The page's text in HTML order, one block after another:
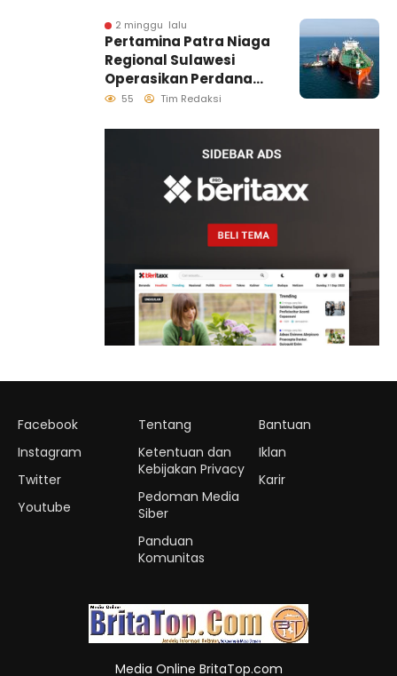
2 minggu lalu
Pertamina Patra Niaga
Regional Sulawesi
Operasikan Perdana
Ship to Ship
Distribusi B50 di
Kawasan Timur
Sulawesi
55 Tim Redaksi
Facebook
Instagram
Twitter
Youtube
Tentang
Ketentuan dan
Kebijakan Privacy
Pedoman Media
Siber
Panduan
Komunitas
Bantuan
Iklan
Karir
Media Online BritaTop.com